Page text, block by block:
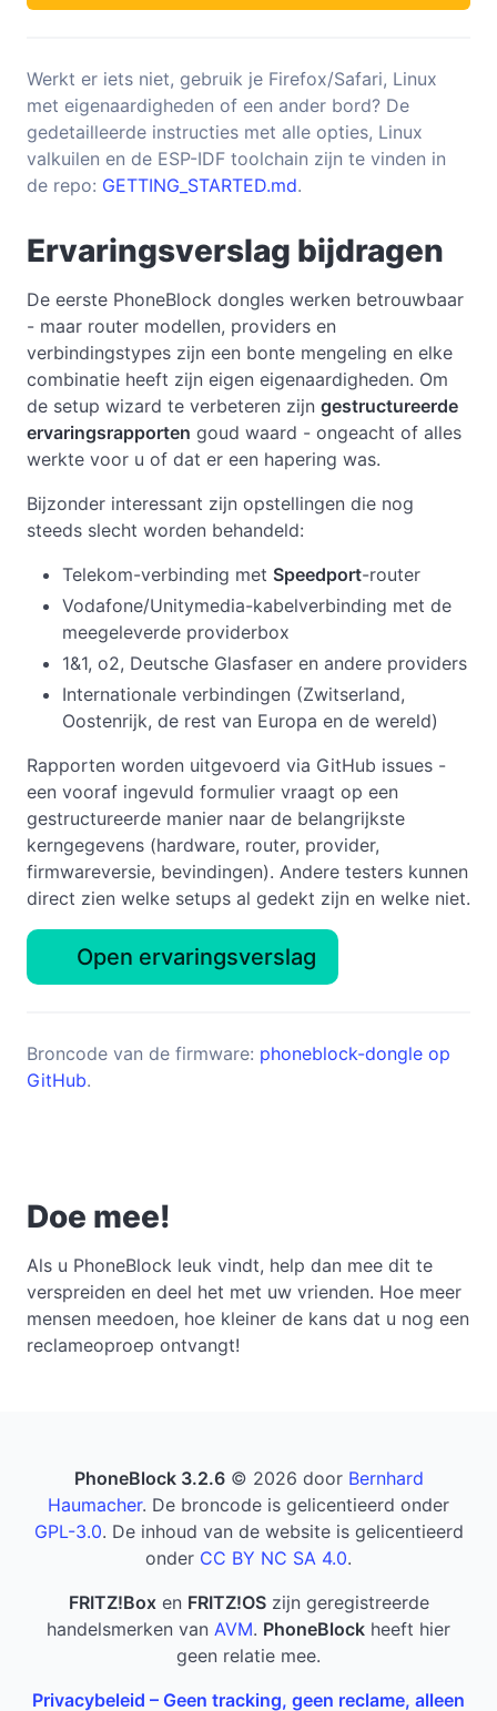
Werkt er iets niet, gebruik je Firefox/Safari, Linux
met eigenaardigheden of een ander bord? De
gedetailleerde instructies met alle opties, Linux
valkuilen en de ESP-IDF toolchain zijn te vinden in
de repo: GETTING_STARTED.md.
Ervaringsverslag bijdragen
De eerste PhoneBlock dongles werken betrouwbaar
- maar router modellen, providers en
verbindingstypes zijn een bonte mengeling en elke
combinatie heeft zijn eigen eigenaardigheden. Om
de setup wizard te verbeteren zijn gestructureerde
ervaringsrapporten goud waard - ongeacht of alles
werkte voor u of dat er een hapering was.
Bijzonder interessant zijn opstellingen die nog
steeds slecht worden behandeld:
Telekom-verbinding met Speedport-router
Vodafone/Unitymedia-kabelverbinding met de
meegeleverde providerbox
1&1, o2, Deutsche Glasfaser en andere providers
Internationale verbindingen (Zwitserland,
Oostenrijk, de rest van Europa en de wereld)
Rapporten worden uitgevoerd via GitHub issues -
een vooraf ingevuld formulier vraagt op een
gestructureerde manier naar de belangrijkste
kerngegevens (hardware, router, provider,
firmwareversie, bevindingen). Andere testers kunnen
direct zien welke setups al gedekt zijn en welke niet.
Open ervaringsverslag
Broncode van de firmware: phoneblock-dongle op
GitHub.
Doe mee!
Als u PhoneBlock leuk vindt, help dan mee dit te
verspreiden en deel het met uw vrienden. Hoe meer
mensen meedoen, hoe kleiner de kans dat u nog een
reclameoproep ontvangt!
PhoneBlock 3.2.6© 2026 door Bernhard
Haumacher. De broncode is gelicentieerd onder
GPL-3.0. De inhoud van de website is gelicentieerd
onder CC BY NC SA 4.0.
FRITZ!Boxen FRITZ!OSzijn geregistreerde
handelsmerken van AVM. PhoneBlock heeft hier
geen relatie mee.
Privacybeleid – Geen tracking, geen reclame, alleen